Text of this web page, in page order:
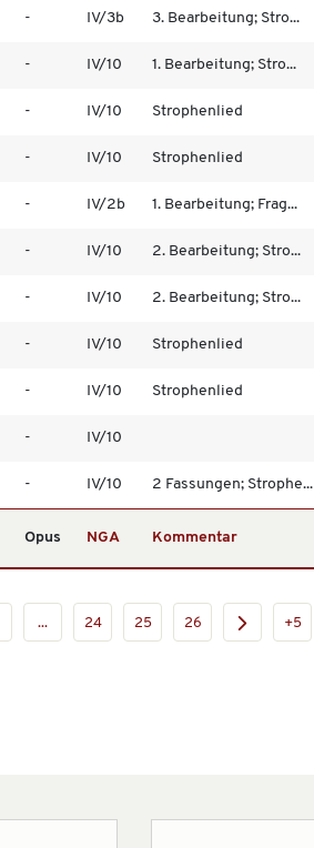
- IV/3b 3. Bearbeitung; Stro...
- IV/10 1. Bearbeitung; Stro...
- IV/10 Strophenlied
- IV/10 Strophenlied
- IV/2b 1. Bearbeitung; Frag...
- IV/10 2. Bearbeitung; Stro...
- IV/10 2. Bearbeitung; Stro...
- IV/10 Strophenlied
- IV/10 Strophenlied
- IV/10
- IV/10 2 Fassungen; Strophe...
Opus NGA Kommentar
... 24 25 26 +5